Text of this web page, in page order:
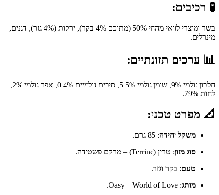
🧪 רכיבים:
בשר ומוצרי לוואי מהחי 50% (מתוכם 4% בקר), ירקות (4% גזר), דגנים,
מינרלים.
📊 ערכים תזונתיים:
חלבון גולמי 9%, שומן גולמי 5.5%, סיבים גולמיים 0.4%, אפר גולמי 2%,
לחות 79%.
📐 מפרט טכני:
משקל יחידה: 85 גרם.
סוג מזון: טרין (Terrine) – מרקם פשטידה.
טעם: בקר וגזר.
מותג: Oasy – World of Love.